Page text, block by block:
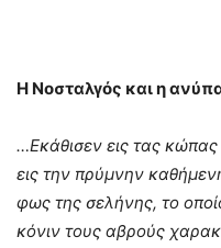
Η Νοσταλγός και η
…Εκάθισεν εις τας
εις την πρύμνην
φως της σελήνης, το
κόνιν τους αβρούς